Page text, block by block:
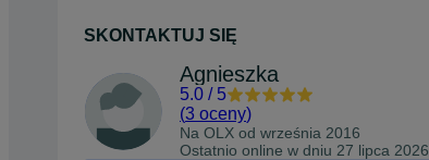
SKONTAKTUJ SIĘ
Agnieszka
5.0 / 5
(3 oceny)
Na OLX od września 2016
Ostatnio online w dniu 27 lipca 2026